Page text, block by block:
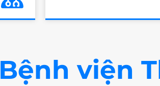
Bệnh viện